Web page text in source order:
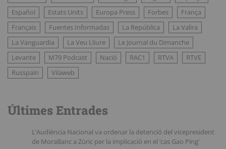
Español
Estats Units Europa Press Forbes
França
Français
Fuentes Informadas La República
La Valira
La Vanguardia
La Veu Lliure
Le Journal du Dimanche
Levante
M79 Podcast Nació RAC1 RTVA
RTVE
Russpain
Vilaweb
Últimes Entrades
L’Audiència Nacional va ordenar la detenció del vicepresident
de MoraBanc a Zúric per la implicació en el ‘cas Gao Ping’